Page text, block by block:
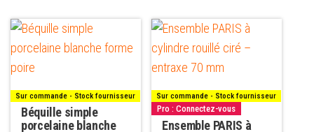
Sur commande - Stock fournisseur
Béquille simple
porcelaine blanche
Sur commande - Stock fournisseur
Pro : Connectez-vous
Ensemble PARIS à